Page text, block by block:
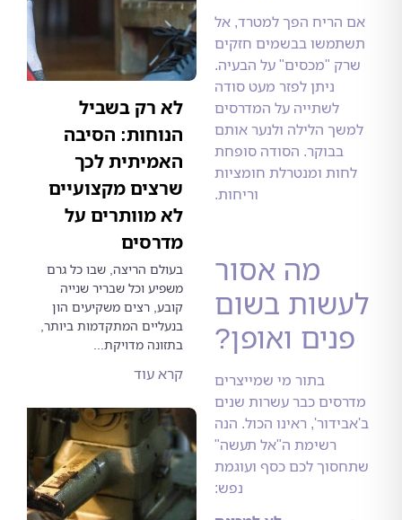
הפך למטרד, אל
בבשמים חזקים
"מכסים" על הבעיה.
ניתן לפזר מעט סודה
לשתייה על המדרסים
הלילה ולנער אותם
בבוקר. הסודה סופחת
ומנטרלת חומציות
מה אסור
בשום
ואופן?
בתור מי שמייצרים
כבר עשרות שנים
ראינו הכול. הנה
רשימת ה"אל תעשה"
לכם כסף ועוגמת
לא רק בשביל
הנוחות: הסיבה
האמיתית לכך
שרצים מקצועיים
לא מוותרים על
מדרסים
בעולם הריצה, שבו כל גרם
משפיע וכל שבריר שנייה
קובע, רצים משקיעים הון
בנעליים המתקדמות ביותר,
בתזונה מדויקת...
קרא עוד